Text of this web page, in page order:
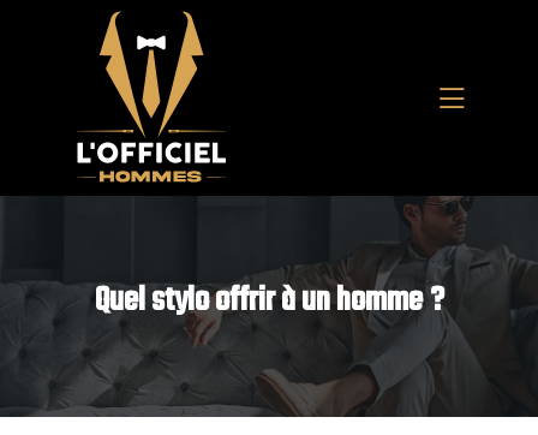
Quel stylo offrir à un homme ?